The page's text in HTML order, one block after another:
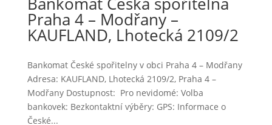
Praha 4 – Modřany –
KAUFLAND, Lhotecká 2109/2
Bankomat České spořitelny v obci Praha 4 – Modřany
Adresa: KAUFLAND, Lhotecká 2109/2, Praha 4 –
Modřany Dostupnost: Pro nevidomé: Volba
bankovek: Bezkontaktní výběry: GPS: Informace o
České...